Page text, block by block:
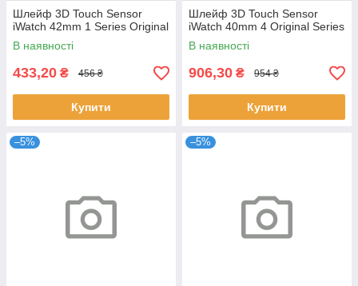
Шлейф 3D Touch Sensor
iWatch 42mm 1 Series Original
В наявності
433,20 ₴ 456 ₴
Купити
Шлейф 3D Touch Sensor
iWatch 40mm 4 Original Series
В наявності
906,30 ₴ 954 ₴
Купити
–5% –5%